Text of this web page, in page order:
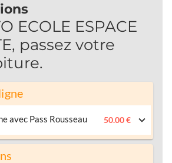
ECOLE ESPACE
passez votre
avec Pass Rousseau 50.00 €